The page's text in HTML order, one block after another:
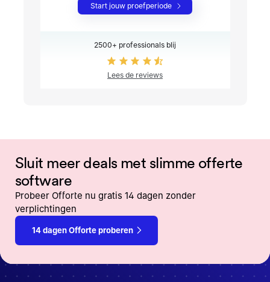
Start jouw proefperiode
2500+ professionals blij
Lees de reviews
Sluit meer deals met slimme offerte
software
Probeer Offorte nu gratis 14 dagen zonder
verplichtingen
14 dagen Offorte proberen